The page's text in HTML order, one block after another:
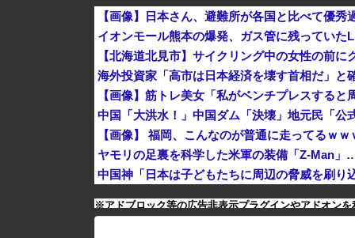
【画像】日本さん、避難所が各国と比べて優秀
イオンモール熊本の爆発、ガス管に残ってい
【北海道北見市】サイクリング中の女性の前
海外投資家「高市は日本経済を壊す首相だ」と
【画像】筋トレ美女「私がベンチプレスする
【画像】 福岡、こんなのが普通に走ってるｗ
ヤモリの足裏を科学した米軍の装備「Z-Man」
中国神「日本は子どもたちに周辺の脅威を刷り
※アドブロック等の広告非表示プラグインやアドオン